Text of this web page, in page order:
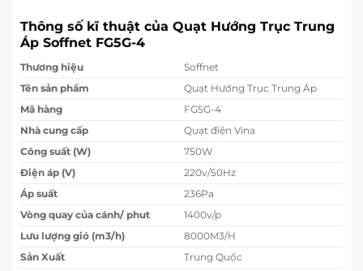
Thông số kĩ thuật của Quạt Hướng Trục Trung
Áp Soffnet FG5G-4
Thương hiệu
Soffnet
Tên sản phẩm
Quạt Hướng Trục Trung Áp
Mã hàng
FG5G-4
Nhà cung cấp
Quạt điện Vina
Công suất (W)
750W
Điện áp (V)
220v/50Hz
Áp suất
236Pa
Vòng quay của cánh/ phut
1400v/p
Lưu lượng gió (m3/h)
8000M3/H
Sản Xuất
Trung Quốc